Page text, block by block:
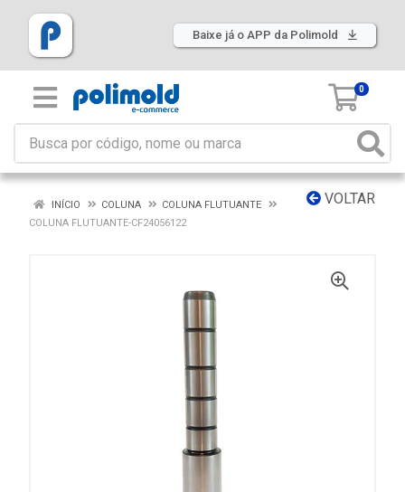
Baixe já o APP da Polimold
0
VOLTAR
INÍCIO COLUNA
COLUNA FLUTUANTE
COLUNA FLUTUANTE-CF24056122